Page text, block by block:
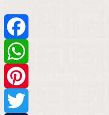
Facebook
WhatsApp
Pinterest